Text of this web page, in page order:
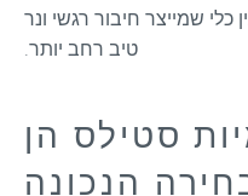
כלי שמייצר חיבור רגשי ונר
טיב רחב יותר.
סטילס הן
הנכונה